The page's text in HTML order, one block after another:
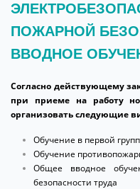
ПОЖАРНОЙ
ВВОДНОЕ
Согласно действующему
при приеме на работу
организовать следующие
Обучение в первой
Обучение
Oбщее вводное
безопасности труда